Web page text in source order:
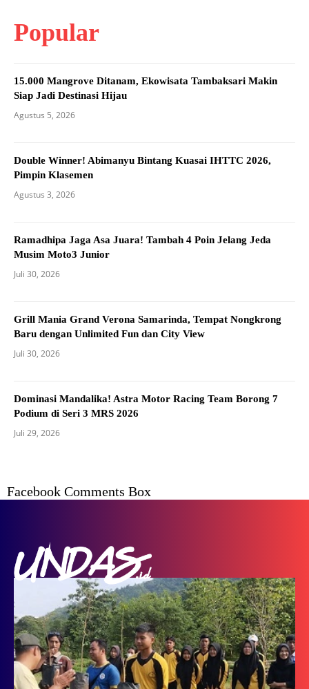
Popular
15.000 Mangrove Ditanam, Ekowisata Tambaksari Makin
Siap Jadi Destinasi Hijau
Agustus 5, 2026
Double Winner! Abimanyu Bintang Kuasai IHTTC 2026,
Pimpin Klasemen
Agustus 3, 2026
Ramadhipa Jaga Asa Juara! Tambah 4 Poin Jelang Jeda
Musim Moto3 Junior
Juli 30, 2026
Grill Mania Grand Verona Samarinda, Tempat Nongkrong
Baru dengan Unlimited Fun dan City View
Juli 30, 2026
Dominasi Mandalika! Astra Motor Racing Team Borong 7
Podium di Seri 3 MRS 2026
Juli 29, 2026
Facebook Comments Box